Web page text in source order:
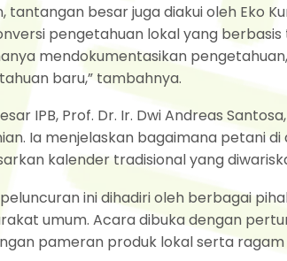
tantangan besar juga diakui oleh Eko
pengetahuan lokal yang
mendokumentasikan
baru,” tambahnya.
IPB, Prof. Dr. Ir. Dwi Andreas
Ia menjelaskan bagaimana petani
kalender tradisional yang
ini dihadiri oleh berbagai
umum. Acara dibuka dengan
pameran produk lokal serta